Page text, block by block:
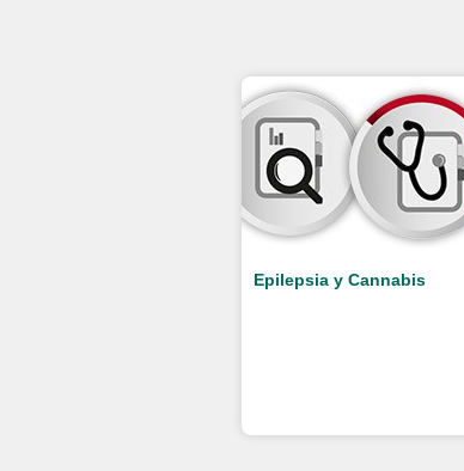
Epilepsia y Cannabis